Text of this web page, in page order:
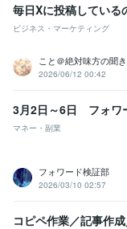
毎日Xに投稿している
ビジネス・マーケティング
こと＠絶対味方の聞
2026/06/12 00:42
3月2日～6日 フォワ
マネー・副業
フォワード検証部
2026/03/10 02:57
コピペ作業／記事作